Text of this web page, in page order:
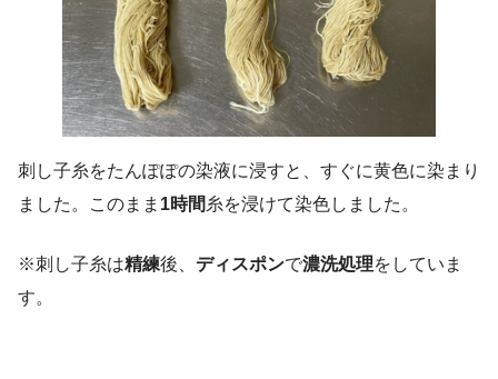
刺し子糸をたんぽぽの染液に浸すと、すぐに黄色に染まり
ました。このまま 1時間 糸を浸けて染色しました。
※刺し子糸は精練後、 ディスポンで濃洗処理をしていま
す。